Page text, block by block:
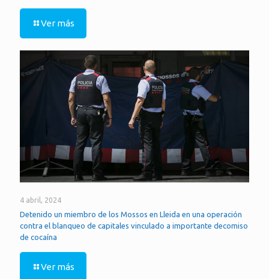
Ver más
4 abril, 2024
Detenido un miembro de los Mossos en Lleida en una operación
contra el blanqueo de capitales vinculado a importante decomiso
de cocaína
Ver más